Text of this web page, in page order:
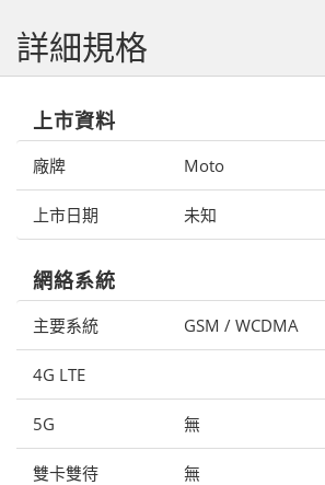
詳細規格
上市資料
廠牌 Moto
上市日期 未知
網絡系統
主要系統 GSM / WCDMA
4G LTE
5G 無
雙卡雙待 無